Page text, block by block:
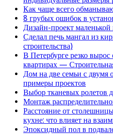
Как чаще всего
8 грубых ошибок в
Дизайн-проект
Сделал печь мангал из
строительства)
В Петербурге резко
квартирах —
Дом на две семьи с двумя
примеры проектов
Выбор тканевых ролетов
Монтаж
Расстояние от
кухне: что влияет на
Эпоксидный пол в